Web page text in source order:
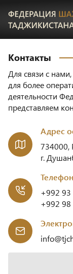
Контакты
Для связи с
для более
деятельности
представляем
Адрес
734000,
г.
+992 93
+992 98